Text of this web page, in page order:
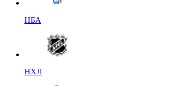
НБА
НХЛ